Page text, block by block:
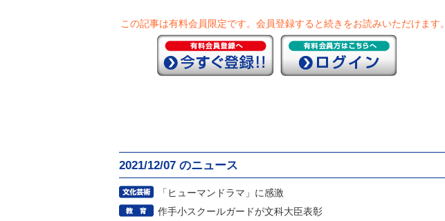
この記事は有料会員限定です。 会員登録すると続きをお読みいただけます。
2021/12/07 のニュース
「ヒューマンドラマ」に感激
作手小スクールガードが文科大臣表彰